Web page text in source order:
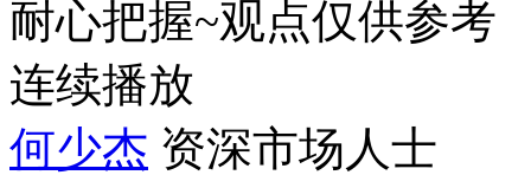
耐心把握~观点仅供参考
连续播放
何少杰 资深市场人士